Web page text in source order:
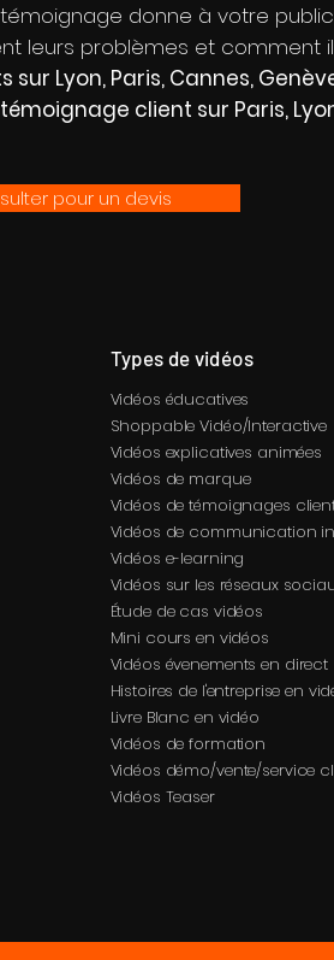
donne à votre
leurs problèmes et comment
Lyon, Paris, Cannes,
client sur Paris,
pour un devis
Types de vidéos
Vidéos éducatives
Shoppable Vidéo/Interactive
Vidéos explicatives animées
Vidéos de marque
Vidéos de témoignages
Vidéos de communication
Vidéos e-learning
Vidéos sur les réseaux
Étude de cas vidéos
Mini cours en vidéos
Vidéos évenements en direct
Histoires de l'entreprise en
Livre Blanc en vidéo
Vidéos de formation
Vidéos démo/vente/service
Vidéos Teaser